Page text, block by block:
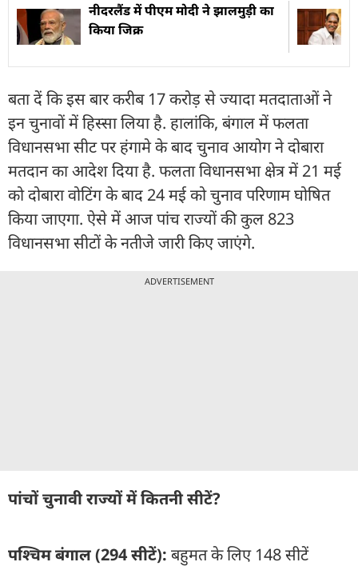
नीदरलैंड में पीएम मोदी ने झालमुड़ी का
किया जिक्र
बता दें कि इस बार करीब 17 करोड़ से ज्यादा मतदाताओं ने
इन चुनावों में हिस्सा लिया है. हालांकि, बंगाल में फलता
विधानसभा सीट पर हंगामे के बाद चुनाव आयोग ने दोबारा
मतदान का आदेश दिया है. फलता विधानसभा क्षेत्र में 21 मई
को दोबारा वोटिंग के बाद 24 मई को चुनाव परिणाम घोषित
किया जाएगा. ऐसे में आज पांच राज्यों की कुल 823
विधानसभा सीटों के नतीजे जारी किए जाएंगे.
ADVERTISEMENT
पांचों चुनावी राज्यों में कितनी सीटें?
पश्चिम बंगाल (294 सीटें): बहुमत के लिए 148 सीटें